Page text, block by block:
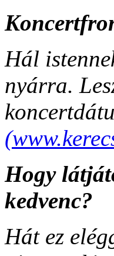
Hál
nyárra.
Hogy
kedvenc?
Hát ez